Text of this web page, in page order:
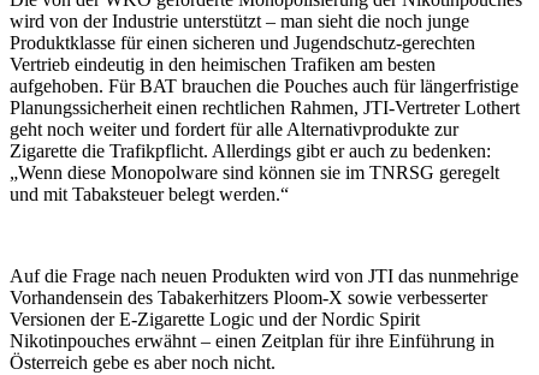
wird von der Industrie unterstützt – man sieht die noch junge
Produktklasse für einen sicheren und Jugendschutz-gerechten
Vertrieb eindeutig in den heimischen Trafiken am besten
aufgehoben. Für BAT brauchen die Pouches auch für längerfristige
Planungssicherheit einen rechtlichen Rahmen, JTI-Vertreter Lothert
geht noch weiter und fordert für alle Alternativprodukte zur
Zigarette die Trafikpflicht. Allerdings gibt er auch zu bedenken:
„Wenn diese Monopolware sind können sie im TNRSG geregelt
und mit Tabaksteuer belegt werden.“
Auf die Frage nach neuen Produkten wird von JTI das nunmehrige
Vorhandensein des Tabakerhitzers Ploom-X sowie verbesserter
Versionen der E-Zigarette Logic und der Nordic Spirit
Nikotinpouches erwähnt – einen Zeitplan für ihre Einführung in
Österreich gebe es aber noch nicht.